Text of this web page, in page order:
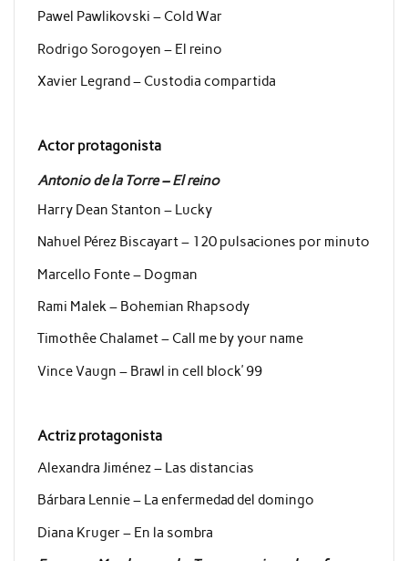
Pawel Pawlikovski – Cold War
Rodrigo Sorogoyen – El reino
Xavier Legrand – Custodia compartida
Actor protagonista
Antonio de la Torre – El reino
Harry Dean Stanton – Lucky
Nahuel Pérez Biscayart – 120 pulsaciones por minuto
Marcello Fonte – Dogman
Rami Malek – Bohemian Rhapsody
Timothêe Chalamet – Call me by your name
Vince Vaugn – Brawl in cell block’ 99
Actriz protagonista
Alexandra Jiménez – Las distancias
Bárbara Lennie – La enfermedad del domingo
Diana Kruger – En la sombra